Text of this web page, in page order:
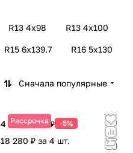
R13 4х98 R13 4х100
R15 6х139.7 R16 5х130
Сначала популярные
Рассрочка
4 570 ₽4 810 ₽ -5%
18 280 ₽ за 4 шт.